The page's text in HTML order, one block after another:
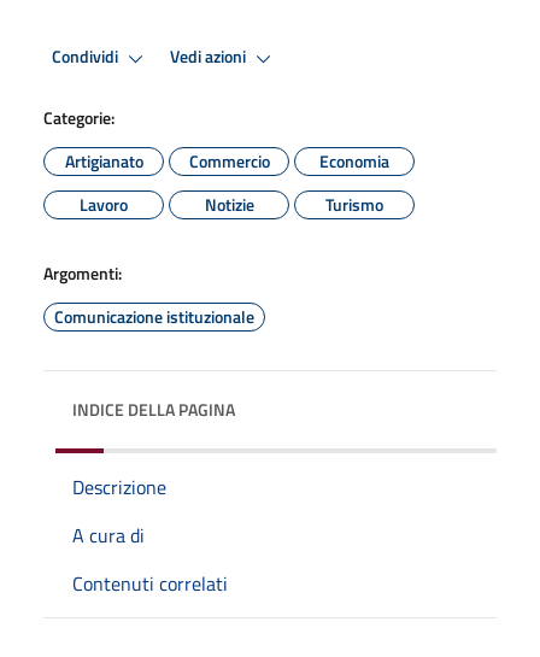
Condividi Vedi azioni
Categorie:
Artigianato
Commercio
Economia
Lavoro
Notizie Turismo
Argomenti:
Comunicazione istituzionale
INDICE DELLA PAGINA
Descrizione
A cura di
Contenuti correlati